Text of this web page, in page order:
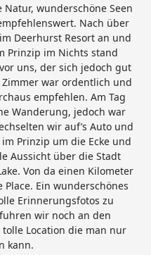
wunderschöne Seen
Nach über
Deerhurst Resort an und
Prinzip im Nichts stand
uns, der sich jedoch gut
war ordentlich und
empfehlen. Am Tag
Wanderung, jedoch war
wir auf’s Auto und
Prinzip um die Ecke und
Aussicht über die Stadt
Von da einen Kilometer
Ein wunderschönes
Erinnerungsfotos zu
wir noch an den
Location die man nur
kann.